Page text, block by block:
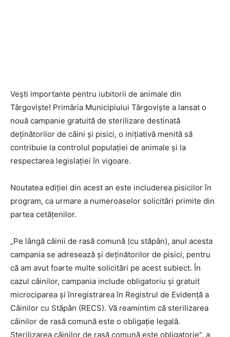
Vești importante pentru iubitorii de animale din
Târgoviște! Primăria Municipiului Târgoviște a lansat o
nouă campanie gratuită de sterilizare destinată
deținătorilor de câini și pisici, o inițiativă menită să
contribuie la controlul populației de animale și la
respectarea legislației în vigoare.
Noutatea ediției din acest an este includerea pisicilor în
program, ca urmare a numeroaselor solicitări primite din
partea cetățenilor.
„Pe lângă câinii de rasă comună (cu stăpân), anul acesta
campania se adresează și deținătorilor de pisici, pentru
că am avut foarte multe solicitări pe acest subiect. În
cazul câinilor, campania include obligatoriu și gratuit
microciparea și înregistrarea în Registrul de Evidență a
Câinilor cu Stăpân (RECS). Vă reamintim că sterilizarea
câinilor de rasă comună este o obligație legală.
Sterilizarea câinilor de rasă comună este obligatorie”, a